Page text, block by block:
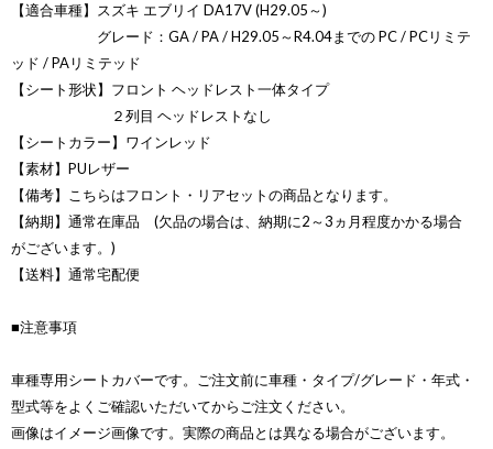
【適合車種】スズキ エブリイ DA17V (H29.05～)
グレード：GA / PA / H29.05～R4.04までの PC / PCリミテ
ッド / PAリミテッド
【シート形状】フロント ヘッドレスト一体タイプ
２列目 ヘッドレストなし
【シートカラー】ワインレッド
【素材】PUレザー
【備考】こちらはフロント・リアセットの商品となります。
【納期】通常在庫品 (欠品の場合は、納期に2～3ヵ月程度かかる場合
がございます。)
【送料】通常宅配便
■注意事項
車種専用シートカバーです。ご注文前に車種・タイプ/グレード・年式・
型式等をよくご確認いただいてからご注文ください。
画像はイメージ画像です。実際の商品とは異なる場合がございます。